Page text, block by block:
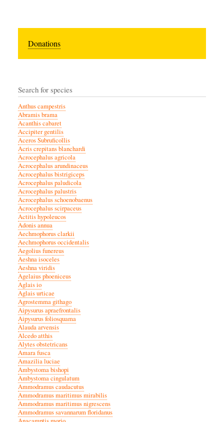
Donations
Search for species
Anthus campestris
Abramis brama
Acanthis cabaret
Accipiter gentilis
Aceros Subruficollis
Acris crepitans blanchardi
Acrocephalus agricola
Acrocephalus arundinaceus
Acrocephalus bistrigiceps
Acrocephalus paludicola
Acrocephalus palustris
Acrocephalus schoenobaenus
Acrocephalus scirpaceus
Actitis hypoleucos
Adonis annua
Aechmophorus clarkii
Aechmophorus occidentalis
Aegolius funereus
Aeshna isoceles
Aeshna viridis
Agelaius phoeniceus
Aglais io
Aglais urticae
Agrostemma githago
Aipysurus apraefrontalis
Aipysurus foliosquama
Alauda arvensis
Alcedo atthis
Alytes obstetricans
Amara fusca
Amazilia luciae
Ambystoma bishopi
Ambystoma cingulatum
Ammodramus caudacutus
Ammodramus maritimus mirabilis
Ammodramus maritimus nigrescens
Ammodramus savannarum floridanus